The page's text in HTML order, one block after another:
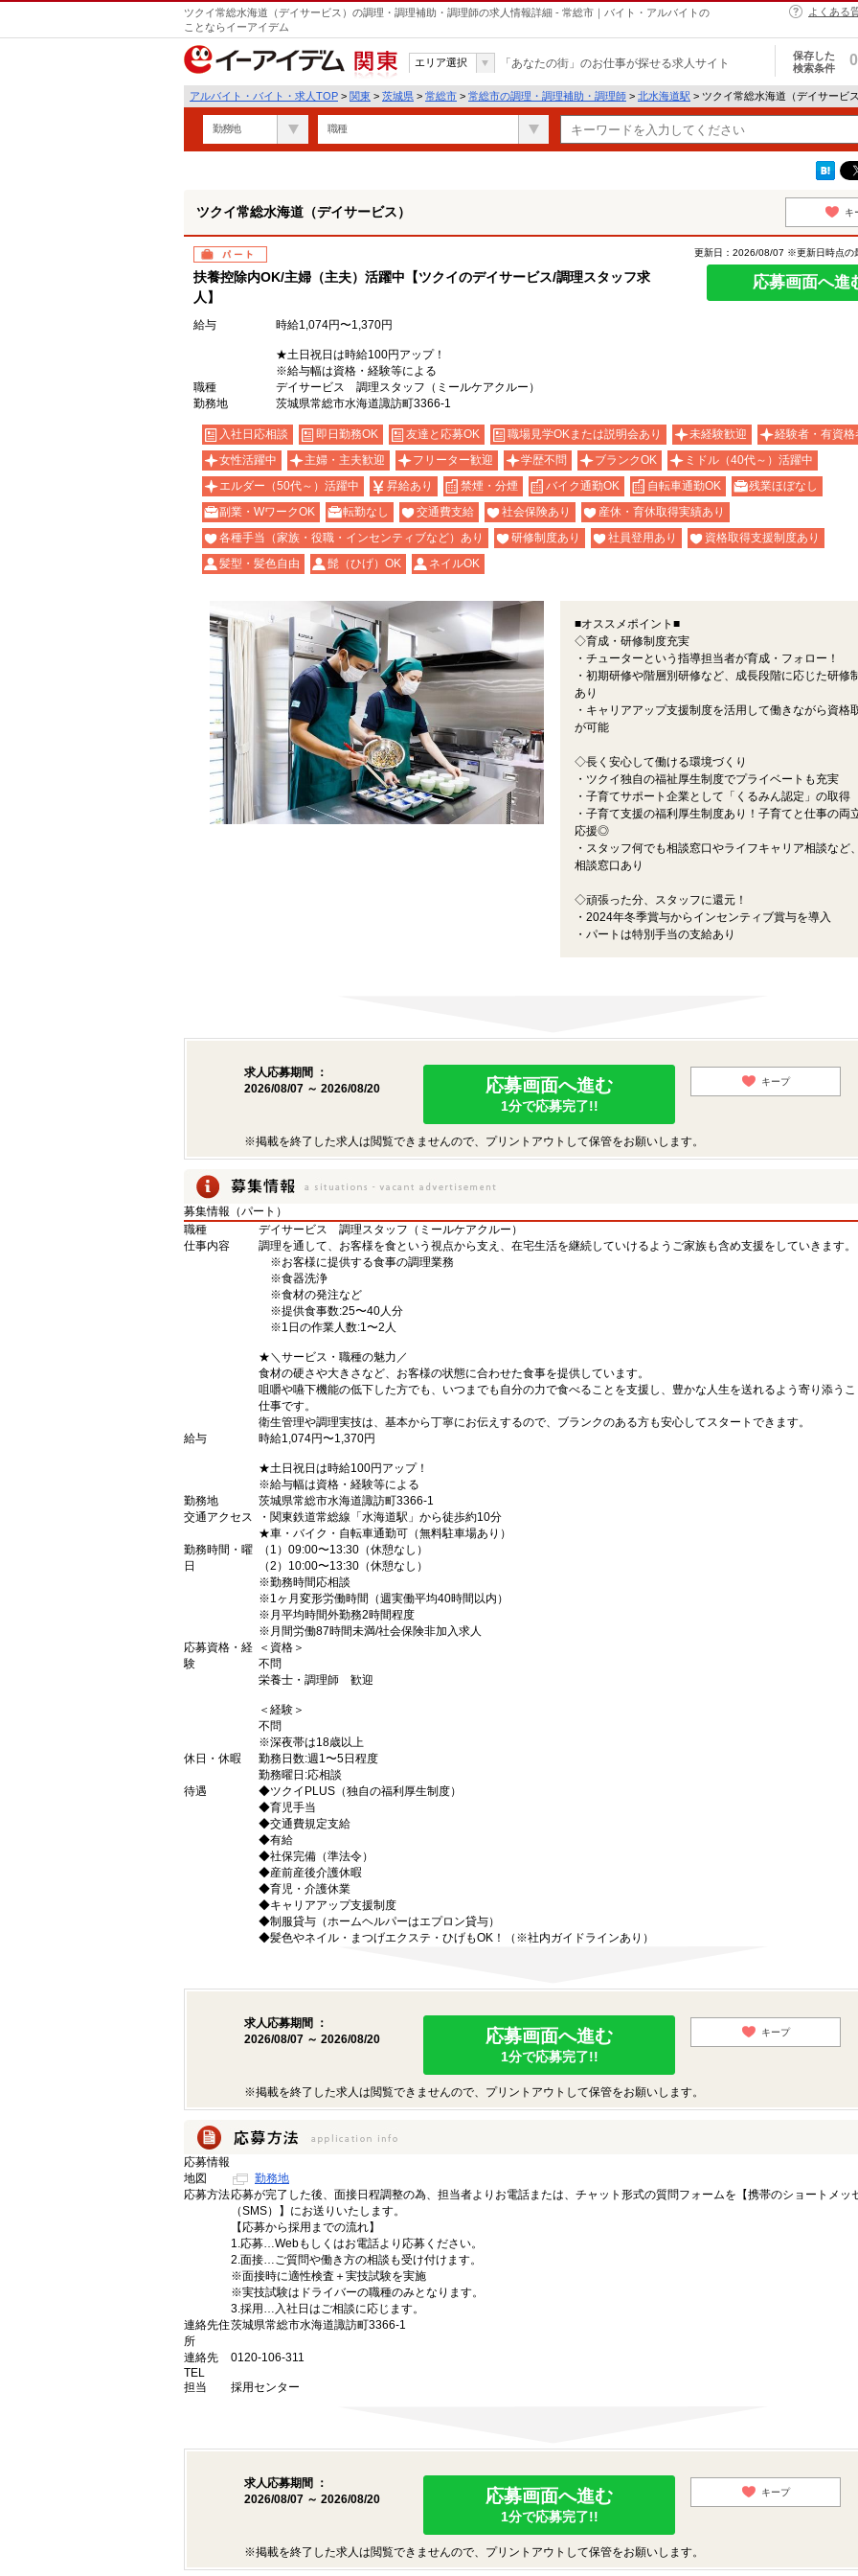
ツクイ常総水海道（デイサービス）の調理・調理補助・調理師の求人情報詳細 - 常総市｜バイト・アルバイトの
ことならイーアイデム
よくある
関東
エリア選択 「あなたの街」のお仕事が探せる求人サイト
保存した
検索条件
0
アルバイト・バイト・求人TOP > 関東 > 茨城県 > 常総市 > 常総市の調理・調理補助・調理師 > 北水海道駅 > ツクイ常総水海道（デイサービ
勤務地 職種
ツクイ常総水海道（デイサービス） キ
パート
扶養控除内OK/主婦（主夫）活躍中【ツクイのデイサービス/調理スタッフ求
人】
更新日：2026/08/07 ※更新日時点の
応募画面へ進
給与 時給1,074円〜1,370円
★土日祝日は時給100円アップ！
※給与幅は資格・経験等による
職種
デイサービス 調理スタッフ（ミールケアクルー）
勤務地
茨城県常総市水海道諏訪町3366-1
入社日応相談 即日勤務OK 友達と応募OK 職場見学OKまたは説明会あり 未経験歓迎
経験者・有資格
女性活躍中
主婦・主夫歓迎 フリーター歓迎 学歴不問 ブランクOK
ミドル（40代～）活躍中
エルダー（50代～）活躍中
昇給あり 禁煙・分煙 バイク通勤OK 自転車通勤OK
残業ほぼなし
副業・WワークOK
転勤なし 交通費支給 社会保険あり
産休・育休取得実績あり
各種手当（家族・役職・インセンティブなど）あり
研修制度あり 社員登用あり
資格取得支援制度あり
髪型・髪色自由
髭（ひげ）OK ネイルOK
■オススメポイント■
◇育成・研修制度充実
・チューターという指導担当者が育成・フォロー！
・初期研修や階層別研修など、成長段階に応じた研修
あり
・キャリアアップ支援制度を活用して働きながら資格
が可能
◇長く安心して働ける環境づくり
・ツクイ独自の福祉厚生制度でプライベートも充実
・子育てサポート企業として「くるみん認定」の取得
・子育て支援の福利厚生制度あり！子育てと仕事の両
応援◎
・スタッフ何でも相談窓口やライフキャリア相談など
相談窓口あり
◇頑張った分、スタッフに還元！
・2024年冬季賞与からインセンティブ賞与を導入
・パートは特別手当の支給あり
求人応募期間 ：
2026/08/07 ～ 2026/08/20
応募画面へ進む
1分で応募完了!!
キープ
※掲載を終了した求人は閲覧できませんので、プリントアウトして保管をお願いします。
募集情報（パート）
職種
デイサービス 調理スタッフ（ミールケアクルー）
仕事内容
調理を通して、お客様を食という視点から支え、在宅生活を継続していけるようご家族も含め支援をしていきます。
※お客様に提供する食事の調理業務
※食器洗浄
※食材の発注など
※提供食事数:25〜40人分
※1日の作業人数:1〜2人
★＼サービス・職種の魅力／
食材の硬さや大きさなど、お客様の状態に合わせた食事を提供しています。
咀嚼や嚥下機能の低下した方でも、いつまでも自分の力で食べることを支援し、豊かな人生を送れるよう寄り添う
仕事です。
衛生管理や調理実技は、基本から丁寧にお伝えするので、ブランクのある方も安心してスタートできます。
給与
時給1,074円〜1,370円
★土日祝日は時給100円アップ！
※給与幅は資格・経験等による
勤務地
茨城県常総市水海道諏訪町3366-1
交通アクセス
・関東鉄道常総線「水海道駅」から徒歩約10分
★車・バイク・自転車通勤可（無料駐車場あり）
勤務時間・曜
日
（1）09:00〜13:30（休憩なし）
（2）10:00〜13:30（休憩なし）
※勤務時間応相談
※1ヶ月変形労働時間（週実働平均40時間以内）
※月平均時間外勤務2時間程度
※月間労働87時間未満/社会保険非加入求人
応募資格・経
験
＜資格＞
不問
栄養士・調理師 歓迎
＜経験＞
不問
※深夜帯は18歳以上
休日・休暇
勤務日数:週1〜5日程度
勤務曜日:応相談
待遇
◆ツクイPLUS（独自の福利厚生制度）
◆育児手当
◆交通費規定支給
◆有給
◆社保完備（準法令）
◆産前産後介護休暇
◆育児・介護休業
◆キャリアアップ支援制度
◆制服貸与（ホームヘルパーはエプロン貸与）
◆髪色やネイル・まつげエクステ・ひげもOK！（※社内ガイドラインあり）
求人応募期間 ：
2026/08/07 ～ 2026/08/20
応募画面へ進む
1分で応募完了!!
キープ
※掲載を終了した求人は閲覧できませんので、プリントアウトして保管をお願いします。
応募情報
地図
勤務地
応募方法応募が完了した後、面接日程調整の為、担当者よりお電話または、チャット形式の質問フォームを【携帯のショートメッ
（SMS）】にお送りいたします。
【応募から採用までの流れ】
1.応募…Webもしくはお電話より応募ください。
2.面接…ご質問や働き方の相談も受け付けます。
※面接時に適性検査＋実技試験を実施
※実技試験はドライバーの職種のみとなります。
3.採用…入社日はご相談に応じます。
連絡先住
所
茨城県常総市水海道諏訪町3366-1
連絡先
TEL
0120-106-311
担当 採用センター
求人応募期間 ：
2026/08/07 ～ 2026/08/20
応募画面へ進む
1分で応募完了!!
キープ
※掲載を終了した求人は閲覧できませんので、プリントアウトして保管をお願いします。